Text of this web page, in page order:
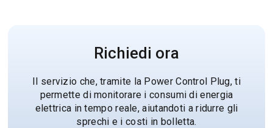
Richiedi ora
Il servizio che, tramite la Power Control Plug, ti
permette di monitorare i consumi di energia
elettrica in tempo reale, aiutandoti a ridurre gli
sprechi e i costi in bolletta.